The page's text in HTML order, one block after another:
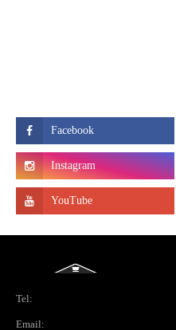
Tel:
Email: